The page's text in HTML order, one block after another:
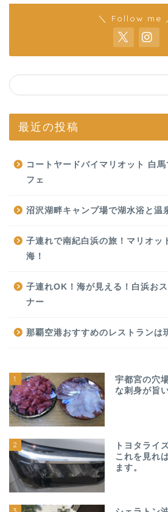
＼ Follow me
最近の投稿
コートヤードバイマリオット 白
フェ
沼沢湖畔キャンプ場で湖水浴と温
子連れで南紀白浜の旅！マリオッ
海！
子連れOK！海が見える！白浜お
ナー
那覇空港おすすめのレストランは
1
宇都宮の穴
な刺身が旨
2
トヨタライ
これを見れ
ます。